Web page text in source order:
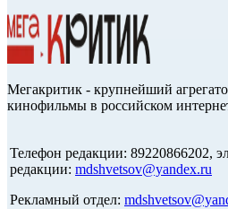
Мегакритик - крупнейший
кинофильмы в российском
Телефон редакции: 89220866202,
редакции: mdshvetsov@yandex.ru
Рекламный отдел: